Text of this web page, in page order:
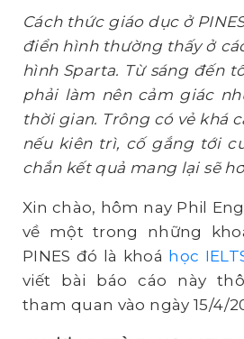
Cách thức giáo dục ở
điển hình thường thấy ở
hình Sparta. Từ sáng đến
phải làm nên cảm giác
thời gian. Trông có vẻ khá
nếu kiên trì, cố gắng tới
chắn kết quả mang lại sẽ
Xin chào, hôm nay Phil
về một trong những
PINES đó là khoá học
viết bài báo cáo này
tham quan vào ngày 15/4/